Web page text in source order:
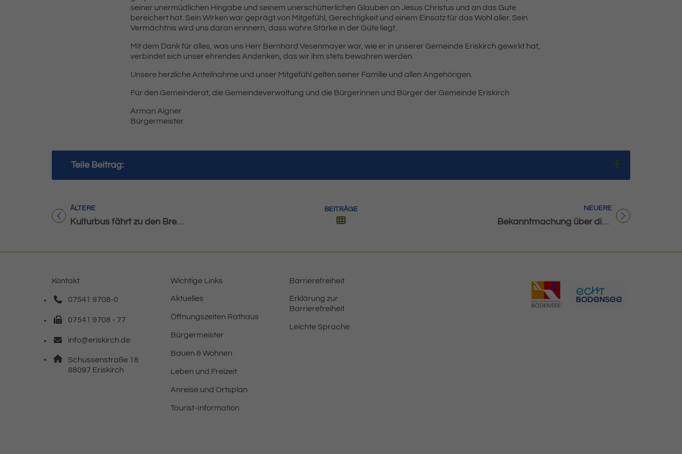
seiner unermüdlichen Hingabe und seinem unerschütterlichen Glauben an Jesus Christus und an das Gute
bereichert hat. Sein Wirken war geprägt von Mitgefühl, Gerechtigkeit und einem Einsatz für das Wohl aller. Sein
Vermächtnis wird uns daran erinnern, dass wahre Stärke in der Güte liegt.
Mit dem Dank für alles, was uns Herr Bernhard Vesenmayer war, wie er in unserer Gemeinde Eriskirch gewirkt hat,
verbindet sich unser ehrendes Andenken, das wir ihm stets bewahren werden.
Unsere herzliche Anteilnahme und unser Mitgefühl gelten seiner Familie und allen Angehörigen.
Für den Gemeinderat, die Gemeindeverwaltung und die Bürgerinnen und Bürger der Gemeinde Eriskirch
Arman Aigner
Bürgermeister
Teile Beitrag:
ÄLTERE
Titel für Beitrag
Kulturbus fährt zu den Bregenzer Festspielen 2025 – Der Freischütz
BEITRÄGE NEUERE
Titel für Beitrag
Bekanntmachung über die Durchführung des Volksbegehrens „XXL-Landtag verhindern!“ über das „Gesetz zur Änderung des Landtagswahlgesetzes – Aufblähung des Landtags durch Reduktion der Wahlkreise und Direktmandate von 70 auf 38 vermeiden“
Kontakt
07541 9708-0
Telefonnummer: 0 7 5 4 1 9 7 0 8 0
07541 9708 - 77
Faxnummer: 0 7 5 4 1 9 7 0 8 7 7
info@eriskirch.de
E-Mail Adresse: info@eriskirch.de
Adresse:
Schussenstraße 18
88097 , 8 8 0 9 7
Eriskirch
Wichtige Links
Aktuelles
Öffnungszeiten Rathaus
Bürgermeister
Bauen & Wohnen
Leben und Freizeit
Anreise und Ortsplan
Tourist-Information
Barrierefreiheit
Erklärung zur
Barrierefreiheit
Leichte Sprache